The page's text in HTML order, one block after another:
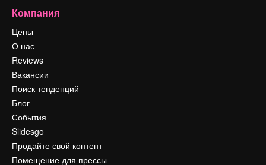
Компания
Цены
О нас
Reviews
Вакансии
Поиск тенденций
Блог
События
Slidesgo
Продайте свой контент
Помещение для прессы